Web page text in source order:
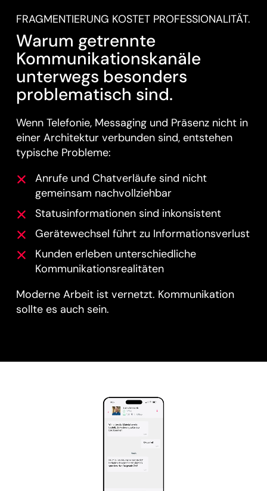
FRAGMENTIERUNG KOSTET PROFESSIONALITÄT.
Warum getrennte
Kommunikationskanäle
unterwegs besonders
problematisch sind.
Wenn Telefonie, Messaging und Präsenz nicht in
einer Architektur verbunden sind, entstehen
typische Probleme:
Anrufe und Chatverläufe sind nicht
gemeinsam nachvollziehbar
Statusinformationen sind inkonsistent
Gerätewechsel führt zu Informationsverlust
Kunden erleben unterschiedliche
Kommunikationsrealitäten
Moderne Arbeit ist vernetzt. Kommunikation
sollte es auch sein.